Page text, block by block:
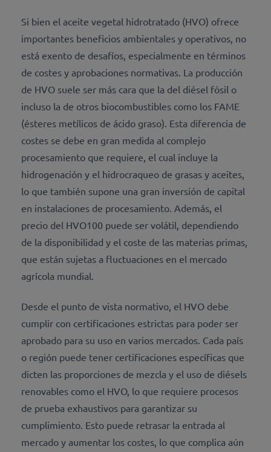
Si bien el aceite vegetal hidrotratado (HVO) ofrece
importantes beneficios ambientales y operativos, no
está exento de desafíos, especialmente en términos
de costes y aprobaciones normativas. La producción
de HVO suele ser más cara que la del diésel fósil o
incluso la de otros biocombustibles como los FAME
(ésteres metílicos de ácido graso). Esta diferencia de
costes se debe en gran medida al complejo
procesamiento que requiere, el cual incluye la
hidrogenación y el hidrocraqueo de grasas y aceites,
lo que también supone una gran inversión de capital
en instalaciones de procesamiento. Además, el
precio del HVO100 puede ser volátil, dependiendo
de la disponibilidad y el coste de las materias primas,
que están sujetas a fluctuaciones en el mercado
agrícola mundial.
Desde el punto de vista normativo, el HVO debe
cumplir con certificaciones estrictas para poder ser
aprobado para su uso en varios mercados. Cada país
o región puede tener certificaciones específicas que
dicten las proporciones de mezcla y el uso de diésels
renovables como el HVO, lo que requiere procesos
de prueba exhaustivos para garantizar su
cumplimiento. Esto puede retrasar la entrada al
mercado y aumentar los costes, lo que complica aún